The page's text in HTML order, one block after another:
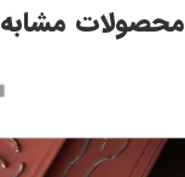
محصولات مشابه